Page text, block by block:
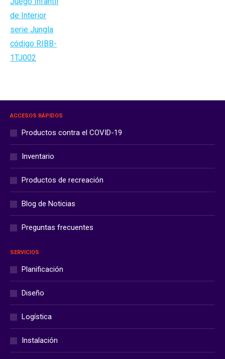
ACCESOS RÁPIDOS
Productos contra el COVID-19
Inventario
Productos de recreación
Blog de Noticias
Preguntas frecuentes
SERVICIOS
Planificación
Diseño
Logística
Instalación